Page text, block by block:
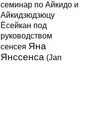
семинар по Айкидо и
Айкидзюдзюцу
Ёсейкан под
руководством
сенсея Яна
Янссенса (Jan